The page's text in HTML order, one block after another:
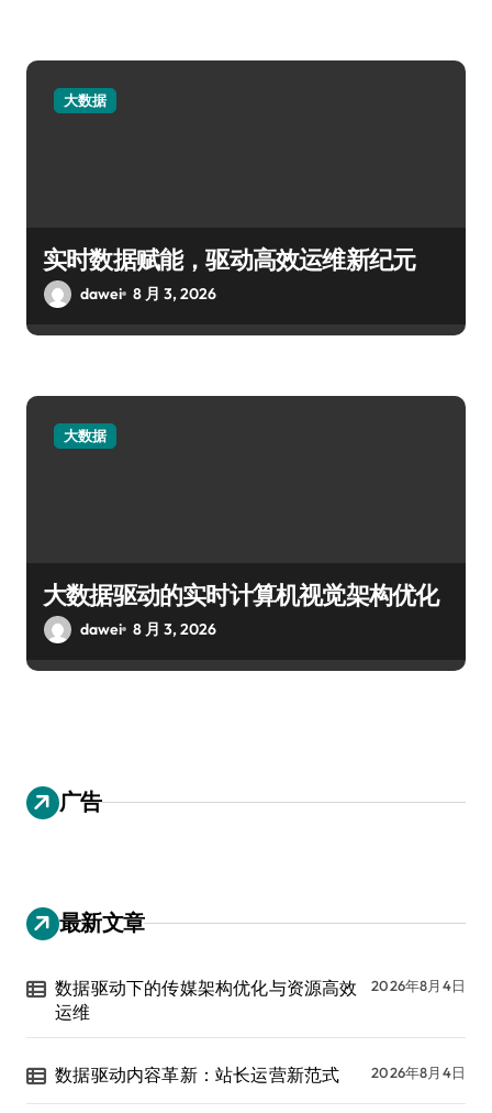
大数据
实时数据赋能，驱动高效运维新纪元
dawei 8 月 3, 2026
大数据
大数据驱动的实时计算机视觉架构优化
dawei 8 月 3, 2026
广告
最新文章
数据驱动下的传媒架构优化与资源高效
运维
2026年8月4日
数据驱动内容革新：站长运营新范式 2026年8月4日